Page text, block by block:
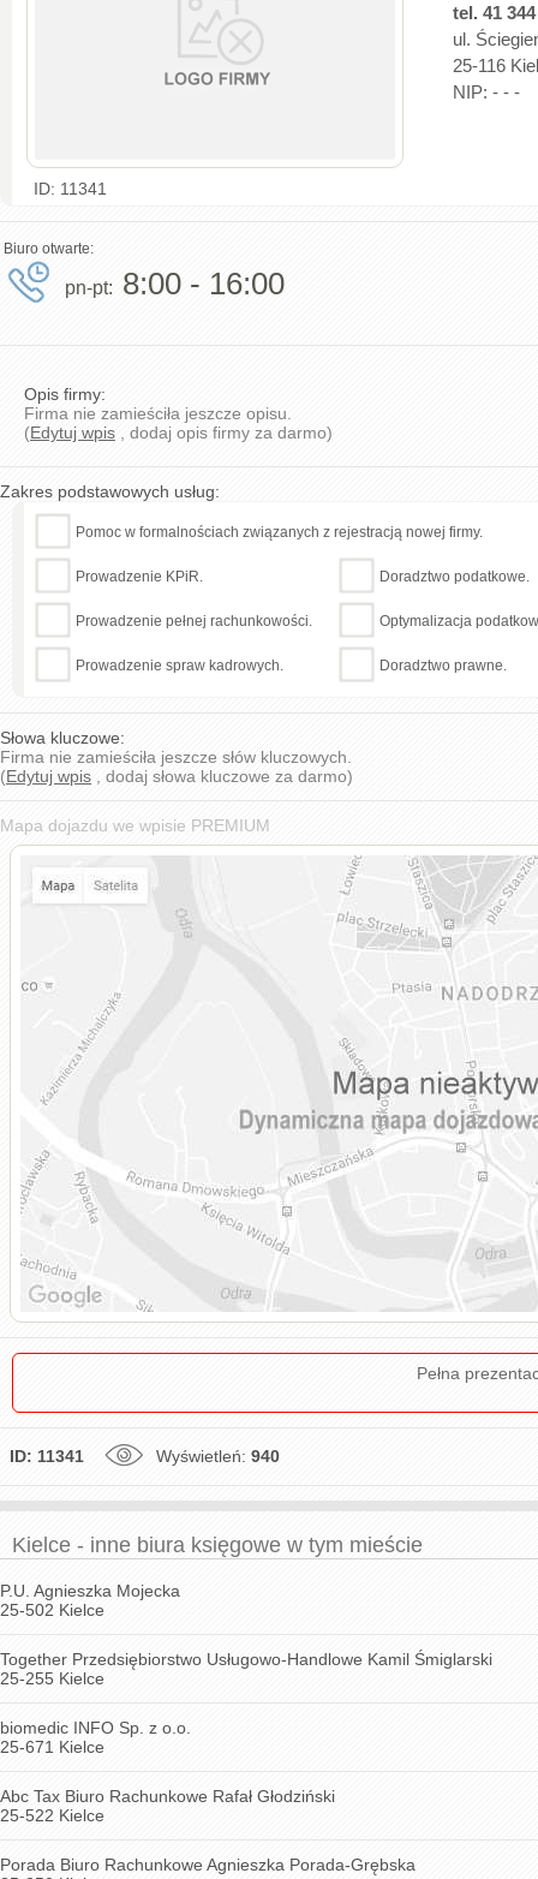
ID: 11341
tel. 41
ul.
25-116
NIP: - - -
Biuro otwarte:
pn-pt: 8:00 - 16:00
Opis firmy:
Firma nie zamieściła jeszcze opisu.
(Edytuj wpis , dodaj opis firmy za darmo)
Zakres podstawowych usług:
Pomoc w formalnościach związanych z rejestracją nowej firmy.
Prowadzenie KPiR. Doradztwo podatkowe.
Prowadzenie pełnej rachunkowości. Optymalizacja
Prowadzenie spraw kadrowych. Doradztwo prawne.
Słowa kluczowe:
Firma nie zamieściła jeszcze słów kluczowych.
(Edytuj wpis , dodaj słowa kluczowe za darmo)
Mapa dojazdu we wpisie PREMIUM
Pełna
ID: 11341 Wyświetleń: 940
Kielce - inne biura księgowe w tym mieście
P.U. Agnieszka Mojecka
25-502 Kielce
Together Przedsiębiorstwo Usługowo-Handlowe Kamil Śmiglarski
25-255 Kielce
biomedic INFO Sp. z o.o.
25-671 Kielce
Abc Tax Biuro Rachunkowe Rafał Głodziński
25-522 Kielce
Porada Biuro Rachunkowe Agnieszka Porada-Grębska